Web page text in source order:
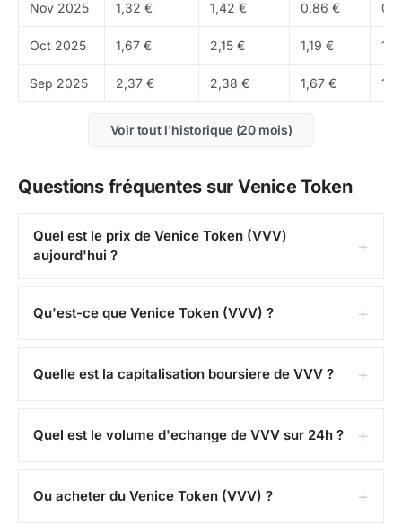
Venice.ai et sert de moyen de paiement pour les
47,60 M VVV
, représentant 59 % de l'offre maximale
deillimité VVV. Le volume d'échanges sur 24 heures
KuCoin, ainsi que sur des DEX décentralisés.
Nov 2025 1,32 € 1,42 € 0,86 €
Oct 2025 1,67 € 2,15 € 1,19 €
Sep 2025 2,37 € 2,38 € 1,67 €
Voir tout l'historique (20 mois)
Questions fréquentes sur Venice Token
Quel est le prix de Venice Token (VVV)
aujourd'hui ?
Qu'est-ce que Venice Token (VVV) ?
Quelle est la capitalisation boursiere de VVV ?
Quel est le volume d'echange de VVV sur 24h ?
Ou acheter du Venice Token (VVV) ?